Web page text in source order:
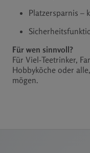
Platzersparnis –
Für wen sinnvoll?
Für Viel-Teetrinker,
Hobbyköche oder
mögen.